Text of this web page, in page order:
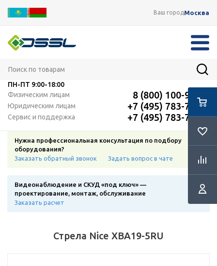
Ваш городМосква
ПН-ПТ 9:00-18:00
Физическим лицам
8 (800) 100-91-12
Юридическим лицам +7 (495) 783-72-87
Сервис и поддержка +7 (495) 783-72-87
Нужна профессиональная консультация по подбору
оборудования?
Заказать обратный звонок
Задать вопрос в чате
Видеонаблюдение и СКУД «под ключ» —
проектирование, монтаж, обслуживание
Заказать расчет
Стрела Nice XBA19-5RU